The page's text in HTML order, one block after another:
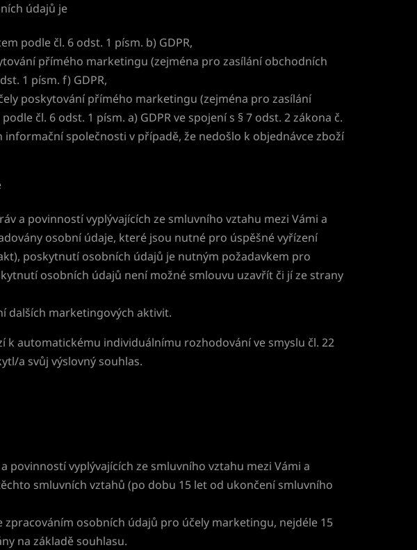
údajů je
podle čl. 6 odst. 1 písm. b) GDPR,
přímého marketingu (zejména pro zasílání obchodních
1 písm. f) GDPR,
poskytování přímého marketingu (zejména pro zasílání
čl. 6 odst. 1 písm. a) GDPR ve spojení s § 7 odst. 2 zákona č.
informační společnosti v případě, že nedošlo k objednávce zboží
a povinností vyplývajících ze smluvního vztahu mezi Vámi a
osobní údaje, které jsou nutné pro úspěšné vyřízení
poskytnutí osobních údajů je nutným požadavkem pro
osobních údajů není možné smlouvu uzavřít či jí ze strany
dalších marketingových aktivit.
k automatickému individuálnímu rozhodování ve smyslu čl. 22
a svůj výslovný souhlas.
povinností vyplývajících ze smluvního vztahu mezi Vámi a
smluvních vztahů (po dobu 15 let od ukončení smluvního
zpracováním osobních údajů pro účely marketingu, nejdéle 15
na základě souhlasu.